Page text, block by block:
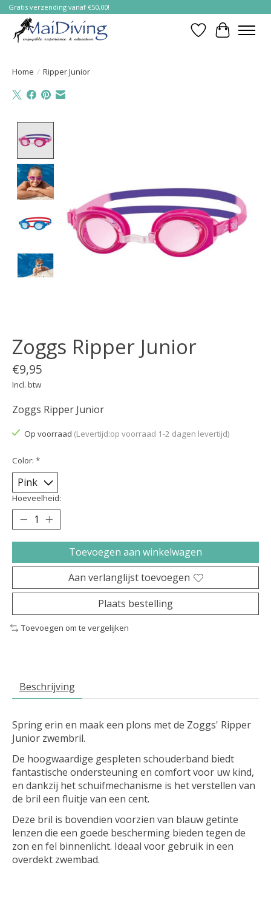
Gratis verzending vanaf €50,00!
Verlanglijst
Home / Ripper Junior
Zoggs Ripper Junior
€9,95
Incl. btw
Zoggs Ripper Junior
Op voorraad (Levertijd:op voorraad 1-2 dagen levertijd)
Color: *
Hoeveelheid:
Toevoegen aan winkelwagen
Aan verlanglijst toevoegen
Plaats bestelling
Toevoegen om te vergelijken
Beschrijving
Spring erin en maak een plons met de Zoggs' Ripper
Junior zwembril.
De hoogwaardige gespleten schouderband biedt
fantastische ondersteuning en comfort voor uw kind,
en dankzij het schuifmechanisme is het verstellen van
de bril een fluitje van een cent.
Deze bril is bovendien voorzien van blauw getinte
lenzen die een goede bescherming bieden tegen de
zon en fel binnenlicht. Ideaal voor gebruik in een
overdekt zwembad.